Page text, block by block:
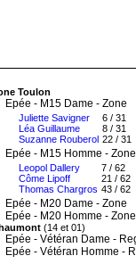
Toulon
Epée - M15 Dame - Zone
Juliette Savigner
Léa Guillaume
Suzanne Rouberol
6 / 31
8 / 31
22 / 31
Epée - M15 Homme - Zone
Leopol Dallery
Côme Lipoff
Thomas Chargros
7 / 62
21 / 62
43 / 62
Epée - M20 Dame - Zone
Epée - M20 Homme - Zone
(14 et 01)
Epée - Vétéran Dame -
Epée - Vétéran Homme -